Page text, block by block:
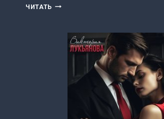
ЧИТАТЬ ВКУС
СВЕТЛАЯ)